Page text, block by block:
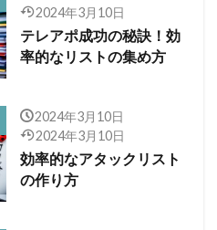
2024年3月10日
テレアポ成功の秘訣！効
率的なリストの集め方
2024年3月10日
2024年3月10日
効率的なアタックリスト
の作り方